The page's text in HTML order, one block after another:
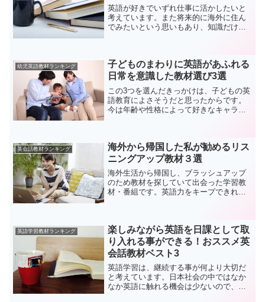
英語が好きでいずれ仕事に活かしたいと
考えています。また将来的に海外に住ん
でみたいという思いもあり、知識だけで
率的に英語力を付けられる...
幼児英語教材ランキング
子どものまわりに英語があふれる
日常を意識した教材選び3選
この3つを選んだきっかけは、子どもの英
語教育によさそうだと思ったからです。
今は年齢や性格によって好きなキャラク
を選ぶのにも四苦八苦し...
英会話教材ランキング
海外から帰国した私が勧めるリス
ニングアップ教材３選
海外生活から帰国し、ブラッシュアップ
のため教材を探していて出会った学習教
材・番組です。英語力をキープできれば
ことができ満足しています...
英語学習教材ランキング
楽しみながら英語を日課として取
り入れる事ができる！おススメ英
会話教材ベスト3
英語学習は、継続する事が何より大切だ
と考えています。日本社会の中ではなか
なか英語に触れる機会は少ないので、自